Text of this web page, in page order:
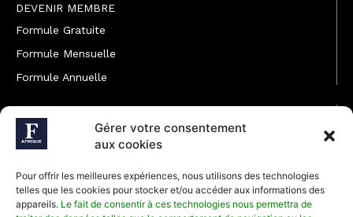
Gérer votre consentement
aux cookies
Pour offrir les meilleures expériences, nous utilisons des technologies
telles que les cookies pour stocker et/ou accéder aux informations des
appareils. Le fait de consentir à ces technologies nous permettra de
DEVENIR MEMBRE
Formule Gratuite
Formule Mensuelle
Formule Annuelle
JOINDRE L'ÉQUIPE
Rédaction
Développement commercial
Communiquer avec Forbes Afrique